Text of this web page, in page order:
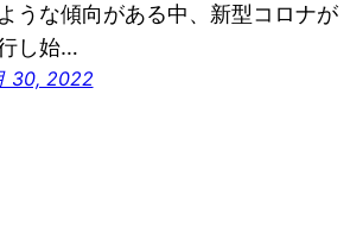
うな傾向がある中、新型コロナが
し始…
30, 2022